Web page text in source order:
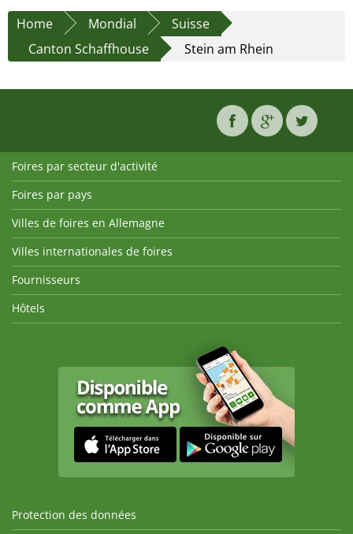
Home
Mondial
Suisse
Canton Schaffhouse
Stein am Rhein
Foires par secteur d'activité
Foires par pays
Villes de foires en Allemagne
Villes internationales de foires
Fournisseurs
Hôtels
Protection des données